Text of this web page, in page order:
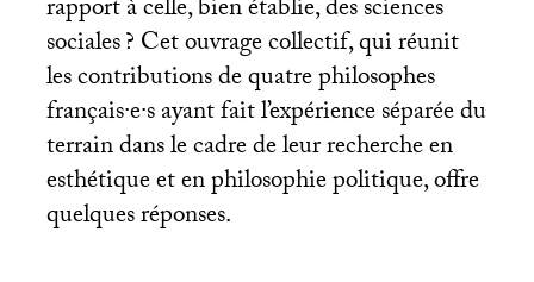
rapport à celle, bien établie, des sciences
sociales? Cet ouvrage collectif, qui réunit
les contributions de quatre philosophes
français·e·s ayant fait l’expérience séparée du
terrain dans le cadre de leur recherche en
esthétique et en philosophie politique, offre
quelques réponses.